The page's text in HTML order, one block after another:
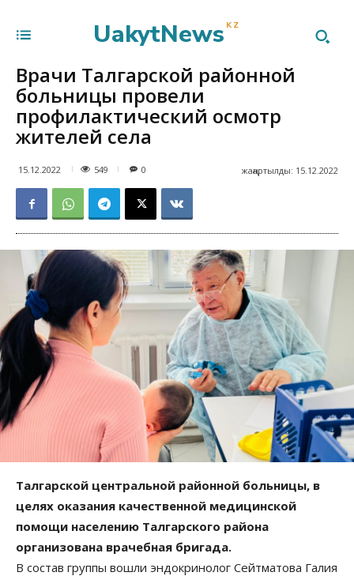
UakytNews KZ
Врачи Талгарской районной
больницы провели
профилактический осмотр
жителей села
15.12.2022 549 жаңартылды: 15.12.2022
0
Талгарской центральной районной больницы, в
целях оказания качественной медицинской
помощи населению Талгарского района
организована врачебная бригада.
В состав группы вошли эндокринолог Сейтматова Галия